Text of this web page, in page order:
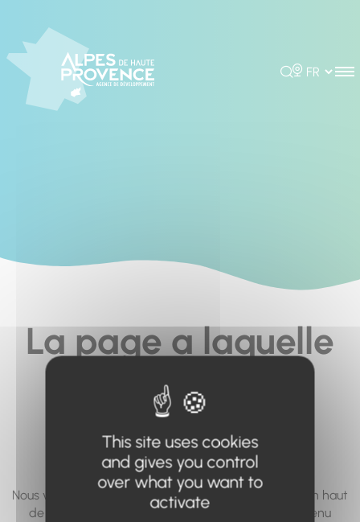
Rechercher
Choisir la
La page a laquelle
vous cherchez à
accéder n'existe
pas... ou plus.
Nous vous invitons à utiliser le moteur de recherche en haut
de page, ou à utiliser le menu pour trouver le contenu
This site uses cookies
and gives you control
over what you want to
activate